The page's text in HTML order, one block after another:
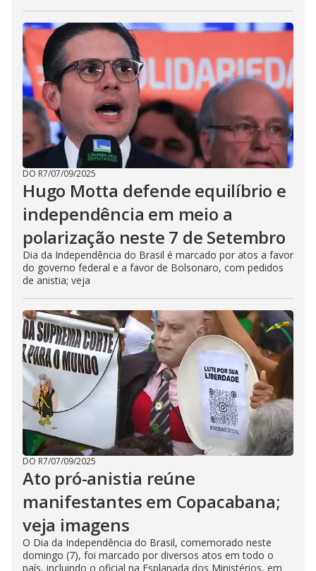
DO R7/07/09/2025
Hugo Motta defende equilíbrio e
independência em meio a
polarização neste 7 de Setembro
Dia da Independência do Brasil é marcado por atos a favor
do governo federal e a favor de Bolsonaro, com pedidos
de anistia; veja
DO R7/07/09/2025
Ato pró-anistia reúne
manifestantes em Copacabana;
veja imagens
O Dia da Independência do Brasil, comemorado neste
domingo (7), foi marcado por diversos atos em todo o
país, incluindo o oficial na Esplanada dos Ministérios, em